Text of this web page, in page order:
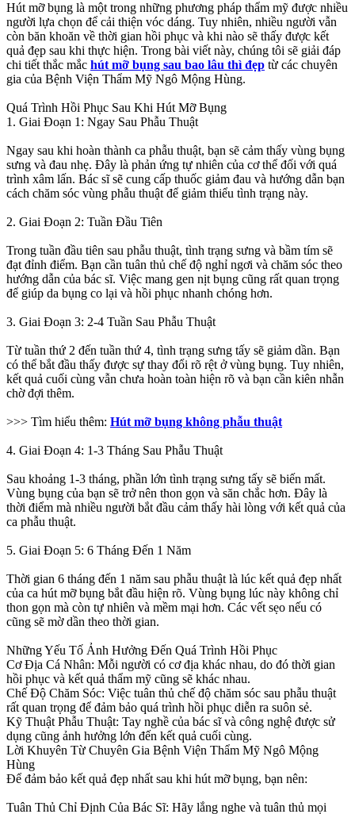
Hút mỡ bụng là một trong những phương pháp thẩm mỹ được nhiều
người lựa chọn để cải thiện vóc dáng. Tuy nhiên, nhiều người vẫn
còn băn khoăn về thời gian hồi phục và khi nào sẽ thấy được kết
quả đẹp sau khi thực hiện. Trong bài viết này, chúng tôi sẽ giải đáp
chi tiết thắc mắc hút mỡ bụng sau bao lâu thì đẹp từ các chuyên
gia của Bệnh Viện Thẩm Mỹ Ngô Mộng Hùng.
Quá Trình Hồi Phục Sau Khi Hút Mỡ Bụng
1. Giai Đoạn 1: Ngay Sau Phẫu Thuật
Ngay sau khi hoàn thành ca phẫu thuật, bạn sẽ cảm thấy vùng bụng
sưng và đau nhẹ. Đây là phản ứng tự nhiên của cơ thể đối với quá
trình xâm lấn. Bác sĩ sẽ cung cấp thuốc giảm đau và hướng dẫn bạn
cách chăm sóc vùng phẫu thuật để giảm thiểu tình trạng này.
2. Giai Đoạn 2: Tuần Đầu Tiên
Trong tuần đầu tiên sau phẫu thuật, tình trạng sưng và bầm tím sẽ
đạt đỉnh điểm. Bạn cần tuân thủ chế độ nghỉ ngơi và chăm sóc theo
hướng dẫn của bác sĩ. Việc mang gen nịt bụng cũng rất quan trọng
để giúp da bụng co lại và hồi phục nhanh chóng hơn.
3. Giai Đoạn 3: 2-4 Tuần Sau Phẫu Thuật
Từ tuần thứ 2 đến tuần thứ 4, tình trạng sưng tấy sẽ giảm dần. Bạn
có thể bắt đầu thấy được sự thay đổi rõ rệt ở vùng bụng. Tuy nhiên,
kết quả cuối cùng vẫn chưa hoàn toàn hiện rõ và bạn cần kiên nhẫn
chờ đợi thêm.
>>> Tìm hiểu thêm: Hút mỡ bụng không phẫu thuật
4. Giai Đoạn 4: 1-3 Tháng Sau Phẫu Thuật
Sau khoảng 1-3 tháng, phần lớn tình trạng sưng tấy sẽ biến mất.
Vùng bụng của bạn sẽ trở nên thon gọn và săn chắc hơn. Đây là
thời điểm mà nhiều người bắt đầu cảm thấy hài lòng với kết quả của
ca phẫu thuật.
5. Giai Đoạn 5: 6 Tháng Đến 1 Năm
Thời gian 6 tháng đến 1 năm sau phẫu thuật là lúc kết quả đẹp nhất
của ca hút mỡ bụng bắt đầu hiện rõ. Vùng bụng lúc này không chỉ
thon gọn mà còn tự nhiên và mềm mại hơn. Các vết sẹo nếu có
cũng sẽ mờ dần theo thời gian.
Những Yếu Tố Ảnh Hưởng Đến Quá Trình Hồi Phục
Cơ Địa Cá Nhân: Mỗi người có cơ địa khác nhau, do đó thời gian
hồi phục và kết quả thẩm mỹ cũng sẽ khác nhau.
Chế Độ Chăm Sóc: Việc tuân thủ chế độ chăm sóc sau phẫu thuật
rất quan trọng để đảm bảo quá trình hồi phục diễn ra suôn sẻ.
Kỹ Thuật Phẫu Thuật: Tay nghề của bác sĩ và công nghệ được sử
dụng cũng ảnh hưởng lớn đến kết quả cuối cùng.
Lời Khuyên Từ Chuyên Gia Bệnh Viện Thẩm Mỹ Ngô Mộng
Hùng
Để đảm bảo kết quả đẹp nhất sau khi hút mỡ bụng, bạn nên:
Tuân Thủ Chỉ Định Của Bác Sĩ: Hãy lắng nghe và tuân thủ mọi